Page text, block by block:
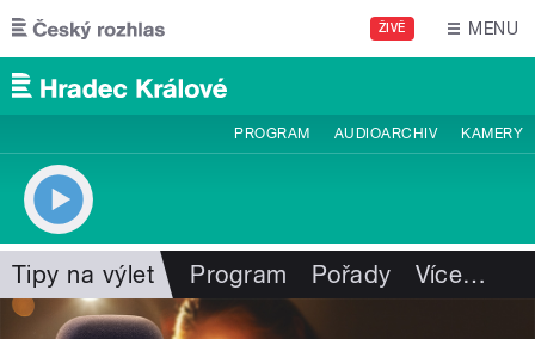
Přejít k hlavnímu obsahu
ŽIVĚ MENU
PROGRAM AUDIOARCHIV KAMERY
Tipy na výlet Program Pořady Více…